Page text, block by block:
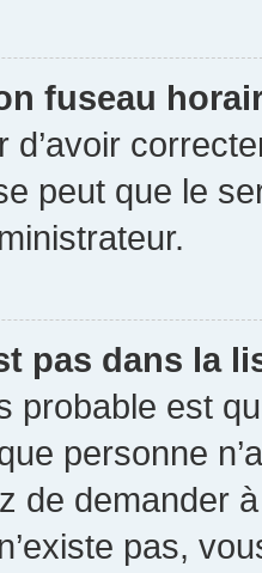
fuseau
d’avoir
peut que le
pas dans la
probable est
personne
de demander
pas,